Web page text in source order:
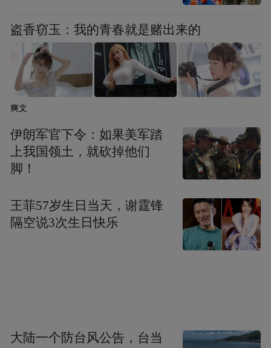
桃儿的照片，她是1941年常德细菌战中鼠疫
的第一名受害者。
照片中，蔡桃儿面色苍白，痛苦地躺在病床
上，紧闭双眼。这样年轻的生命，从发病到
逝去仅36小时，让参观展览的学子们深深感
“战争的概念很宽泛，而每一个人的具体经历
最直击人心。”李墨涵说。
盗香窃玉：我的青春就是赌出来的
爽文
伊朗军官下令：如果美军踏
上我国领土，就砍掉他们
脚！
王菲57岁生日当天，谢霆锋
隔空说3次生日快乐
大陆一个防台风公告，台当